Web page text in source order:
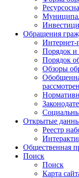
Обращения
Интернет-
Порядок и
Порядок
Обзоры
Открытые
Реестр
Общественная
Поиск
Поиск
Карта